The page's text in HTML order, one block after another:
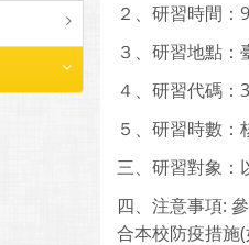
２、研習時間：
３、研習地點
４、研習代碼：
５、研習時數：
三、研習對象：
四、注意事項:
合本校防疫措施